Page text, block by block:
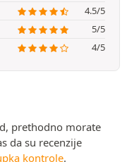
4.5/5
5/5
4/5
prethodno morate
da su recenzije
kontrole.